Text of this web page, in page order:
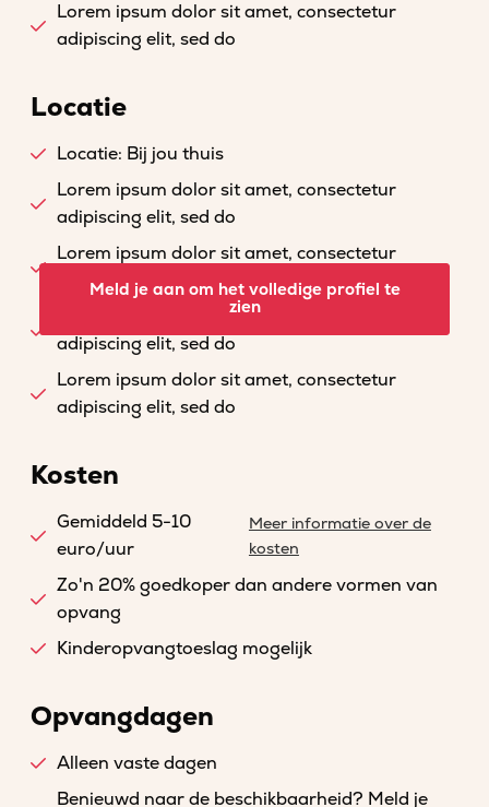
Lorem ipsum dolor sit amet, consectetur
adipiscing elit, sed do
Locatie
Locatie: Bij jou thuis
Lorem ipsum dolor sit amet, consectetur
adipiscing elit, sed do
Lorem ipsum dolor sit amet, consectetur
adipiscing elit, sed do
Lorem ipsum dolor sit amet, consectetur
adipiscing elit, sed do
Lorem ipsum dolor sit amet, consectetur
adipiscing elit, sed do
Meld je aan om het volledige profiel te
zien
Kosten
Gemiddeld 5-10
euro/uur
Meer informatie over de
kosten
Zo'n 20% goedkoper dan andere vormen van
opvang
Kinderopvangtoeslag mogelijk
Opvangdagen
Alleen vaste dagen
Benieuwd naar de beschikbaarheid? Meld je